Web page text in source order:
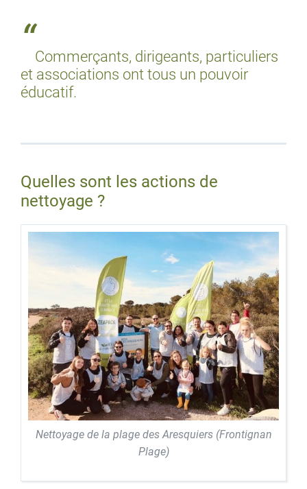
Commerçants, dirigeants, particuliers
et associations ont tous un pouvoir
éducatif.
Quelles sont les actions de
nettoyage ?
Nettoyage de la plage des Aresquiers (Frontignan
Plage)